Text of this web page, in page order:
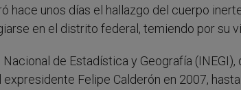
hace unos días el hallazgo del cuerpo
en el distrito federal, temiendo por su
de Estadística y Geografía (INEGI),
Felipe Calderón en 2007,